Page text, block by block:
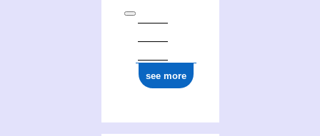
see more